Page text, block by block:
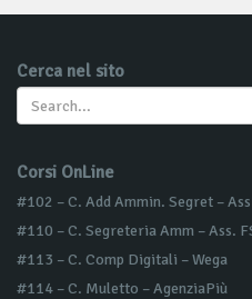
Cerca nel sito
Corsi OnLine
#102 – C. Add Ammin. Segret –
#110 – C. Segreteria Amm – Ass.
#113 – C. Comp Digitali – Wega
#114 – C. Muletto – AgenziaPiù